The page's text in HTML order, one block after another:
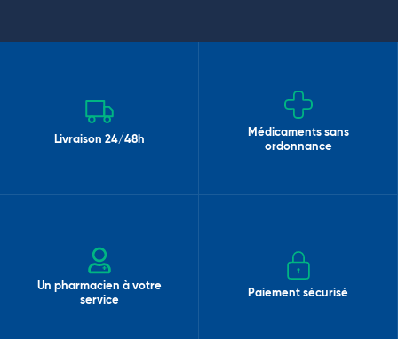
Livraison 24/48h
Médicaments sans
ordonnance
Un pharmacien à votre
service
Paiement sécurisé